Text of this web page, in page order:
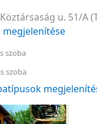
u. 51/A
megjelenítése
szoba
szoba